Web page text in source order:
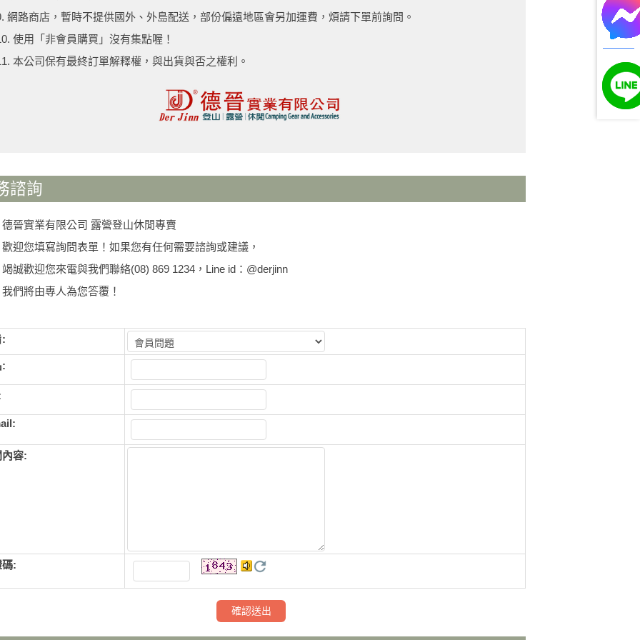
網路商店，暫時不提供國外、外島配送，部份偏遠地區會另加運費，煩請下單前詢問。
使用「非會員購買」沒有集點喔！
本公司保有最終訂單解釋權，與出貨與否之權利。
諮詢
德晉實業有限公司 露營登山休閒專賣
歡迎您填寫詢問表單！如果您有任何需要諮詢或建議，
竭誠歡迎您來電與我們聯絡(08) 869 1234，Line id：@derjinn
我們將由專人為您答覆！
:
:
容:
碼: